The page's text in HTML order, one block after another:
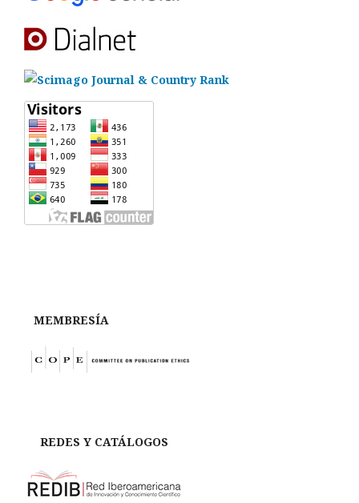
MEMBRESÍA
REDES Y CATÁLOGOS